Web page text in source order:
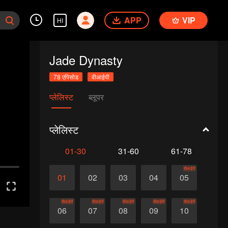
HI APP VIP
Jade Dynasty
78 एपिसोड वीआईपी
प्लेलिस्ट ब्लूपर
प्लेलिस्ट
01-30 31-60 61-78
01 02 03 04 05
वीआईपी
06
वीआईपी
07
वीआईपी
08
वीआईपी
09
वीआईपी
10
वीआईपी